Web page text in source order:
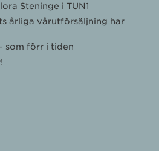
Steninge i TUN1
årliga vårutförsäljning har
som förr i tiden